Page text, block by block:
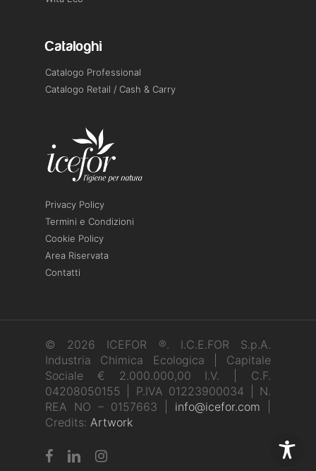
Cataloghi
Catalogo Professional
Catalogo Retail / Cash & Carry
Privacy Policy
Termini e Condizioni
Cookie Policy
Area Riservata
Contatti
© 2026 ICEFOR ®. I.C.E.FOR S.p.A.
Industria Chimica Ecologica | Capitale
Sociale € 2.000.000,00 I.V. | C.F.
04208050155 | P.IVA 01223900034 | N.
REA NO – 0157663 | info@icefor.com
Credits: Artwork
facebooklinkedininstagram